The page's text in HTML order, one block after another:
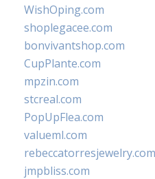
WishOping.com
shoplegacee.com
bonvivantshop.com
CupPlante.com
mpzin.com
stcreal.com
PopUpFlea.com
valueml.com
rebeccatorresjewelry.com
jmpbliss.com